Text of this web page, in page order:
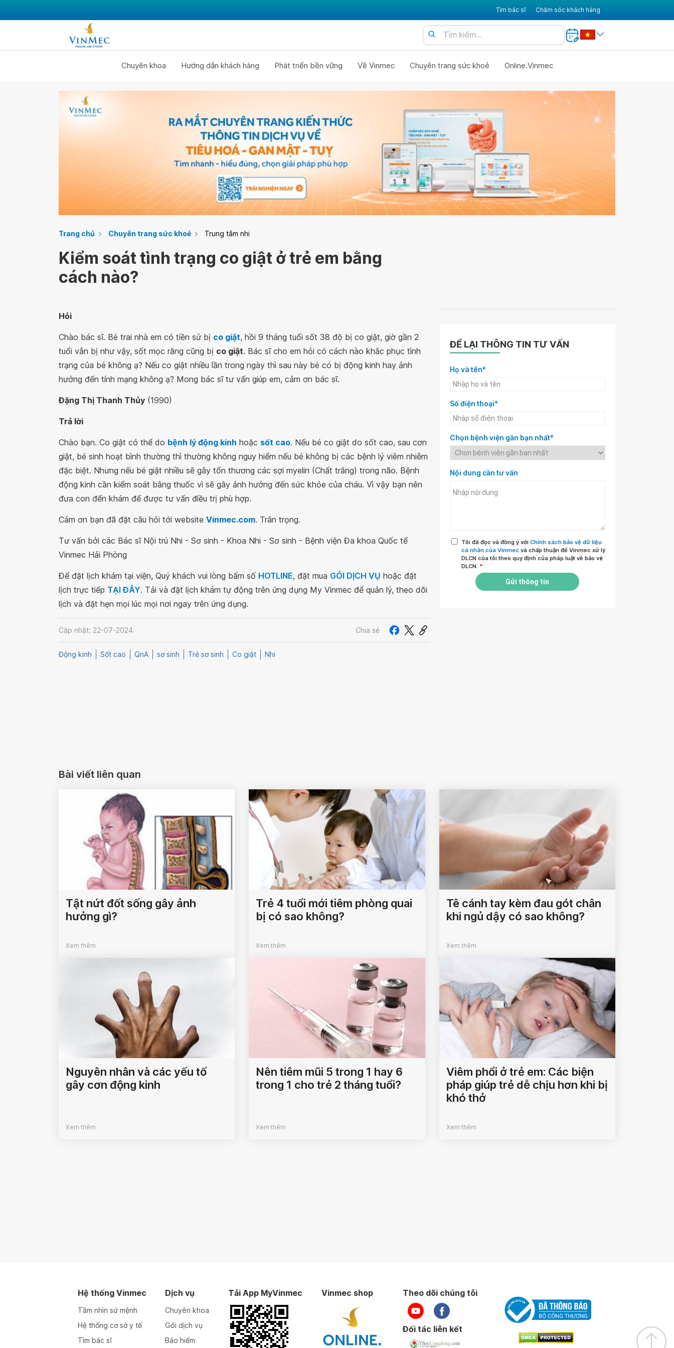
Tìm bác sĩ Chăm sóc khách hàng
Chuyên khoa Hướng dẫn khách hàng Phát triển bền vững Về Vinmec Chuyên trang sức khoẻ Online.Vinmec
Trang chủ Chuyên trang sức khoẻ Trung tâm nhi
Kiểm soát tình trạng co giật ở trẻ em bằng
cách nào?
Hỏi
Chào bác sĩ. Bé trai nhà em có tiền sử bị co giật, hồi 9 tháng tuổi sốt 38 độ bị co giật, giờ gần 2
tuổi vẫn bị như vậy, sốt mọc răng cũng bị co giật. Bác sĩ cho em hỏi có cách nào khắc phục tình
trạng của bé không ạ? Nếu co giật nhiều lần trong ngày thì sau này bé có bị động kinh hay ảnh
hưởng đến tính mạng không ạ? Mong bác sĩ tư vấn giúp em, cảm ơn bác sĩ.
Đặng Thị Thanh Thủy (1990)
Trả lời
Chào bạn. Co giật có thể do bệnh lý động kinh hoặc sốt cao. Nếu bé co giật do sốt cao, sau cơn
giật, bé sinh hoạt bình thường thì thường không nguy hiểm nếu bé không bị các bệnh lý viêm nhiễm
đặc biệt. Nhưng nếu bé giật nhiều sẽ gây tổn thương các sợi myelin (Chất trắng) trong não. Bệnh
động kinh cần kiểm soát bằng thuốc vì sẽ gây ảnh hưởng đến sức khỏe của cháu. Vì vậy bạn nên
đưa con đến khám để được tư vấn điều trị phù hợp.
Cảm ơn bạn đã đặt câu hỏi tới website Vinmec.com. Trân trọng.
Tư vấn bởi các Bác sĩ Nội trú Nhi - Sơ sinh - Khoa Nhi - Sơ sinh - Bệnh viện Đa khoa Quốc tế
Vinmec Hải Phòng
Để đặt lịch khám tại viện, Quý khách vui lòng bấm số HOTLINE, đặt mua GÓI DỊCH VỤ hoặc đặt
lịch trực tiếp TẠI ĐÂY. Tải và đặt lịch khám tự động trên ứng dụng My Vinmec để quản lý, theo dõi
lịch và đặt hẹn mọi lúc mọi nơi ngay trên ứng dụng.
Cập nhật: 22-07-2024 Chia sẻ
Động kinh Sốt cao QnA sơ sinh Trẻ sơ sinh Co giật Nhi
ĐỂ LẠI THÔNG TIN TƯ VẤN
Họ và tên*
Số điện thoại*
Chọn bệnh viện gần bạn nhất*
Nội dung cần tư vấn
Tôi đã đọc và đồng ý với Chính sách bảo vệ dữ liệu
cá nhân của Vinmec và chấp thuận để Vinmec xử lý
DLCN của tôi theo quy định của pháp luật về bảo vệ
DLCN. *
Gửi thông tin
Bài viết liên quan
Tật nứt đốt sống gây ảnh
hưởng gì?
Xem thêm
Trẻ 4 tuổi mới tiêm phòng quai
bị có sao không?
Xem thêm
Tê cánh tay kèm đau gót chân
khi ngủ dậy có sao không?
Xem thêm
Nguyên nhân và các yếu tố
gây cơn động kinh
Xem thêm
Nên tiêm mũi 5 trong 1 hay 6
trong 1 cho trẻ 2 tháng tuổi?
Xem thêm
Viêm phổi ở trẻ em: Các biện
pháp giúp trẻ dễ chịu hơn khi bị
khó thở
Xem thêm
Hệ thống Vinmec
Tầm nhìn sứ mệnh
Hệ thống cơ sở y tế
Tìm bác sĩ
Dịch vụ
Chuyên khoa
Gói dịch vụ
Bảo hiểm
Tải App MyVinmec Vinmec shop Theo dõi chúng tôi
Đối tác liên kết